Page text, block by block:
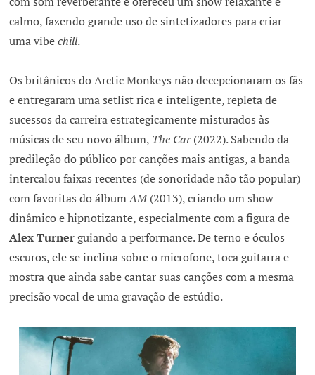
calmo, fazendo grande uso de sintetizadores para criar
uma vibechill.
Os britânicos do Arctic Monkeys não decepcionaram os fãs
e entregaram uma setlist rica e inteligente, repleta de
sucessos da carreira estrategicamente misturados às
músicas de seu novo álbum, The Car(2022). Sabendo da
predileção do público por canções mais antigas, a banda
intercalou faixas recentes (de sonoridade não tão popular)
com favoritas do álbumAM(2013), criando um show
dinâmico e hipnotizante, especialmente com a figura de
Alex Turnerguiando a performance. De terno e óculos
escuros, ele se inclina sobre o microfone, toca guitarra e
mostra que ainda sabe cantar suas canções com a mesma
precisão vocal de uma gravação de estúdio.